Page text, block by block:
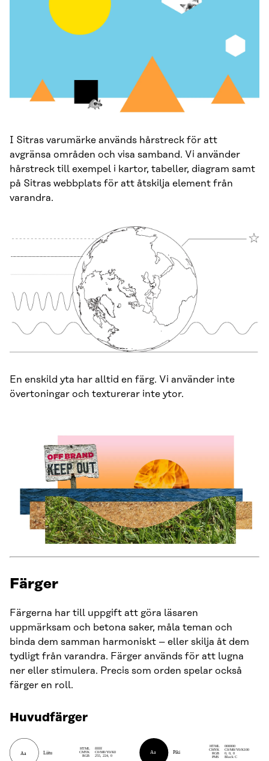
I Sitras varumärke används hårstreck för att
avgränsa områden och visa samband. Vi använder
hårstreck till exempel i kartor, tabeller, diagram samt
på Sitras webbplats för att åtskilja element från
varandra.
En enskild yta har alltid en färg. Vi använder inte
övertoningar och texturerar inte ytor.
Färger
Färgerna har till uppgift att göra läsaren
uppmärksam och betona saker, måla teman och
binda dem samman harmoniskt – eller skilja åt dem
tydligt från varandra. Färger används för att lugna
ner eller stimulera. Precis som orden spelar också
färger en roll.
Huvudfärger